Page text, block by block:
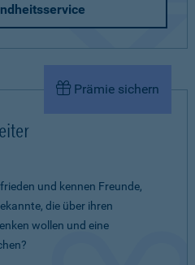
Prämie sichern
und kennen Freunde,
die über ihren
wollen und eine